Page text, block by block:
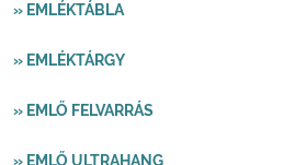
» EMLÉKTÁBLA
» EMLÉKTÁRGY
» EMLŐ FELVARRÁS
» EMLŐ ULTRAHANG